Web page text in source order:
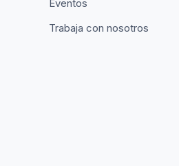
Eventos
Trabaja con nosotros